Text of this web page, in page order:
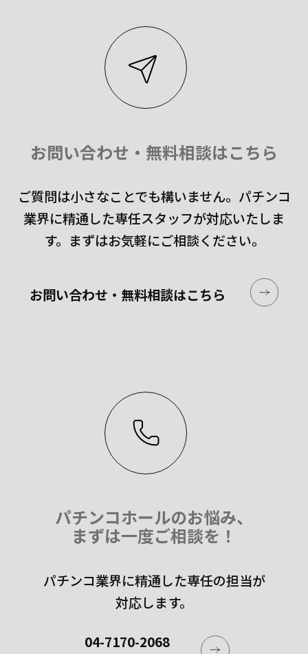
お問い合わせ・無料相談はこちら
ご質問は小さなことでも構いません。 パチンコ
業界に精通した専任スタッフが対応いたしま
す。 まずはお気軽にご相談ください。
お問い合わせ・無料相談はこちら
パチンコホールのお悩み、
まずは一度ご相談を！
パチンコ業界に精通した専任の担当が
対応します。
04-7170-2068